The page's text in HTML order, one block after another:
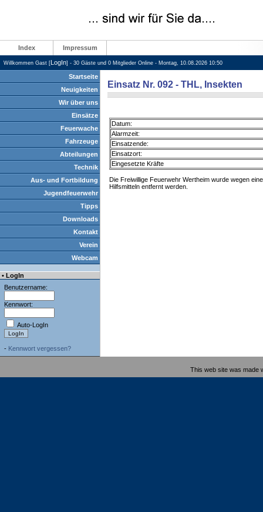
Index Impressum
Willkommen Gast [LogIn] - 30 Gäste und 0 Mitglieder Online - Montag, 10.08.2026 10:50
Startseite
Neuigkeiten
Wir über uns
Einsätze
Feuerwache
Fahrzeuge
Abteilungen
Technik
Aus- und Fortbildung
Jugendfeuerwehr
Tipps
Downloads
Kontakt
Verein
Webcam
• LogIn
Benutzername:
Kennwort:
Auto-LogIn
- Kennwort vergessen?
Einsatz Nr. 092 - THL, Insekten
Datum:
Alarmzeit:
Einsatzende:
Einsatzort:
Eingesetzte Kräfte
Die Freiwillige Feuerwehr Wertheim wurde wegen
Hilfsmitteln entfernt werden.
This web site was made